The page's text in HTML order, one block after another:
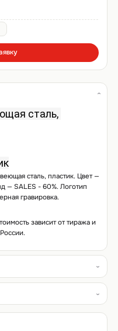
сталь,
сталь, пластик. Цвет —
— SALES - 60%. Логотип
гравировка.
зависит от тиража и